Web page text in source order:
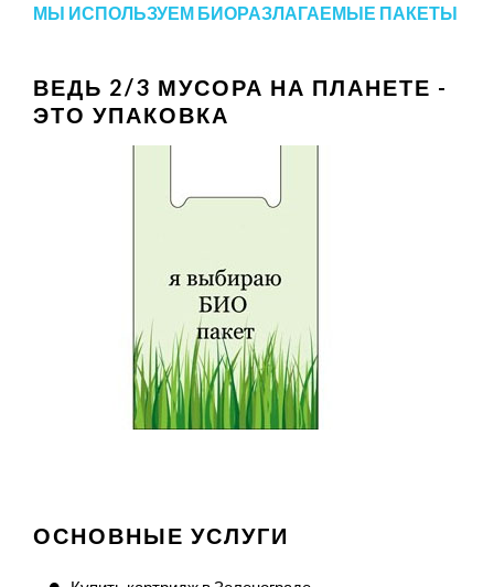
МЫ ИСПОЛЬЗУЕМ БИОРАЗЛАГАЕМЫЕ ПАКЕТЫ
ВЕДЬ 2/3 МУСОРА НА ПЛАНЕТЕ -
ЭТО УПАКОВКА
ОСНОВНЫЕ УСЛУГИ